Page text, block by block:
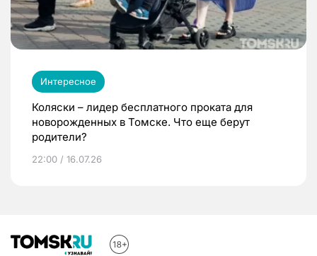
Интересное
Коляски – лидер бесплатного проката для
новорожденных в Томске. Что еще берут
родители?
22:00 / 16.07.26